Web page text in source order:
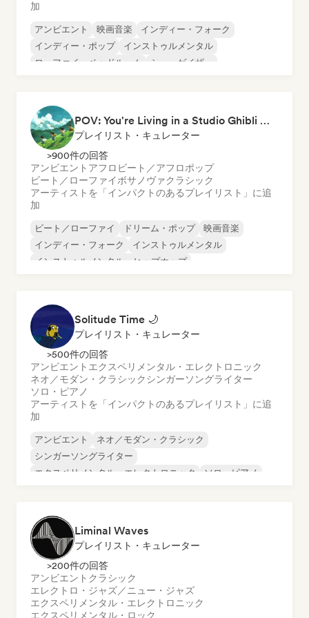
加
アンビエント 映画音楽
インディー・フォーク
インディー・ポップ
インストゥルメンタル
ローファイ・ベッドルーム
シューゲイザー
POV: You're Living in a Studio Ghibli Movie 🌱 Neo-Classical Piano & Dream Pop
プレイリスト・キュレーター
>900件の回答
アンビエント アフロビート／アフロポップ
ビート／ローファイボサノヴァクラシック
アーティストを「インパクトのあるプレイリスト」に追
加
ビート／ローファイ ドリーム・ポップ
映画音楽
インディー・フォーク
インストゥルメンタル
インストゥルメンタル・ヒップホップ
Solitude Time 🌙
プレイリスト・キュレーター
>500件の回答
アンビエント エクスペリメンタル・エレクトロニック
ネオ／モダン・クラシックシンガーソングライター
ソロ・ピアノ
アーティストを「インパクトのあるプレイリスト」に追
加
アンビエント
ネオ／モダン・クラシック
シンガーソングライター
エクスペリメンタル・エレクトロニック
ソロ・ピアノ
Liminal Waves
プレイリスト・キュレーター
>200件の回答
アンビエント クラシック
エレクトロ・ジャズ／ニュー・ジャズ
エクスペリメンタル・エレクトロニック
エクスペリメンタル・ロック